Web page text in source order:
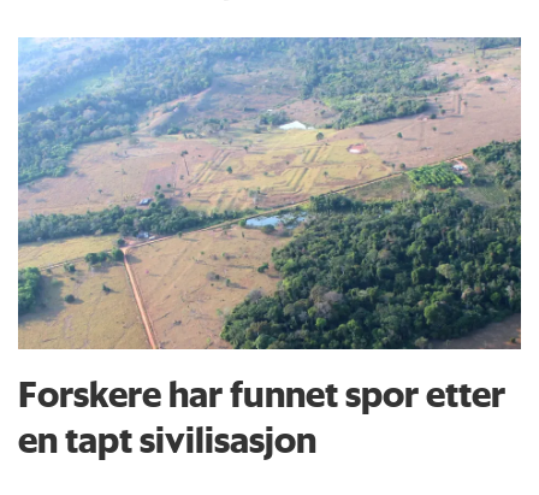
Forskere har funnet spor etter
en tapt sivilisasjon